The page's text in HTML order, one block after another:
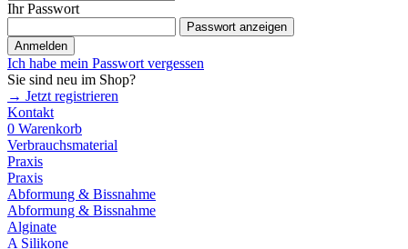
Ihr Passwort
Passwort anzeigen
Anmelden
Ich habe mein Passwort vergessen
Sie sind neu im Shop?
→ Jetzt registrieren
Kontakt
0 Warenkorb
Verbrauchsmaterial
Praxis
Praxis
Abformung & Bissnahme
Abformung & Bissnahme
Alginate
A Silikone